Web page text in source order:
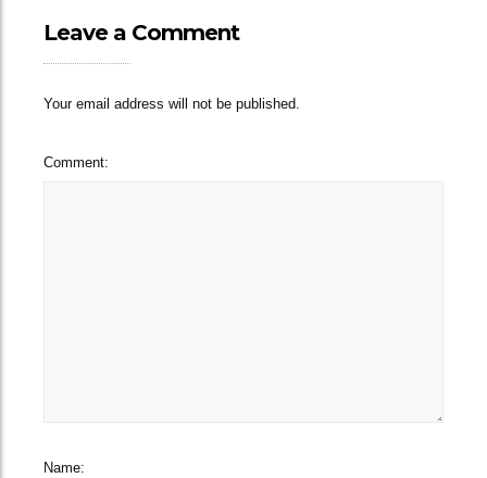
Leave a Comment
Your email address will not be published.
Comment:
Name: